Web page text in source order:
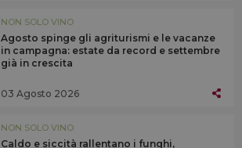
NON SOLO VINO
Agosto spinge gli agriturismi e le vacanze
in campagna: estate da record e settembre
già in crescita
03 Agosto 2026
NON SOLO VINO
Caldo e siccità rallentano i funghi,